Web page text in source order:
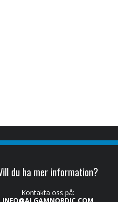
du ha mer information?
Kontakta oss på:
INFO@ALGAMNORDIC.COM